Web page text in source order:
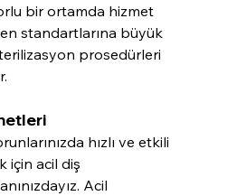
bir ortamda hizmet
standartlarına büyük
prosedürleri
hızlı ve etkili
için acil diş
Acil